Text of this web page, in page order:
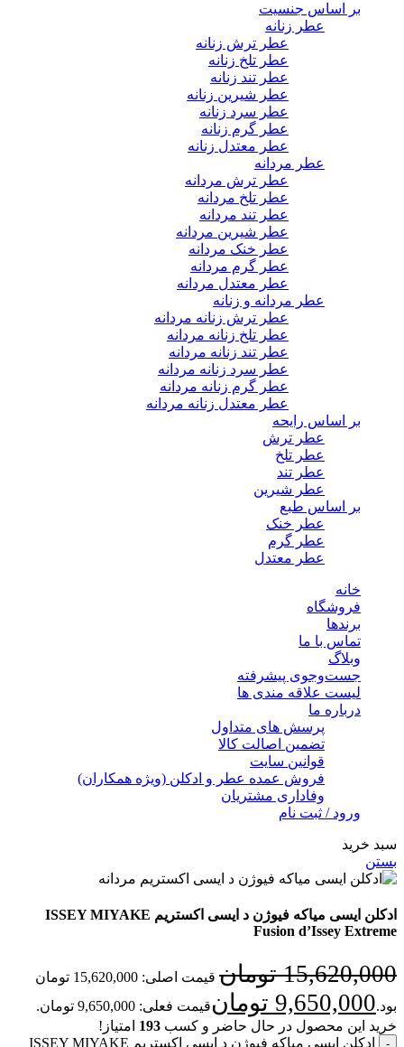
بر اساس جنسیت
عطر زنانه
عطر ترش زنانه
عطر تلخ زنانه
عطر تند زنانه
عطر شیرین زنانه
عطر سرد زنانه
عطر گرم زنانه
عطر معتدل زنانه
عطر مردانه
عطر ترش مردانه
عطر تلخ مردانه
عطر تند مردانه
عطر شیرین مردانه
عطر خنک مردانه
عطر گرم مردانه
عطر معتدل مردانه
عطر مردانه و زنانه
عطر ترش زنانه مردانه
عطر تلخ زنانه مردانه
عطر تند زنانه مردانه
عطر سرد زنانه مردانه
عطر گرم زنانه مردانه
عطر معتدل زنانه مردانه
بر اساس رایحه
عطر ترش
عطر تلخ
عطر تند
عطر شیرین
بر اساس طبع
عطر خنک
عطر گرم
عطر معتدل
خانه
فروشگاه
برندها
تماس با ما
وبلاگ
جست‌وجوی پیشرفته
لیست علاقه مندی ها
درباره ما
پرسش های متداول
تضمین اصالت کالا
قوانین سایت
فروش عمده عطر و ادکلن (ویژه همکاران)
وفاداری مشتریان
ورود / ثبت نام
سبد خرید
بستن
ادکلن ایسی میاکه فیوژن د ایسی اکستریم ISSEY MIYAKE
Fusion d’Issey Extreme
15,620,000 تومان
قیمت اصلی: 15,620,000 تومان
بود.9,650,000 تومانقیمت فعلی: 9,650,000 تومان.
خرید این محصول در حال حاضر و کسب 193 امتیاز!
ادکلن ایسی میاکه فیوژن د ایسی اکستریم ISSEY MIYAKE